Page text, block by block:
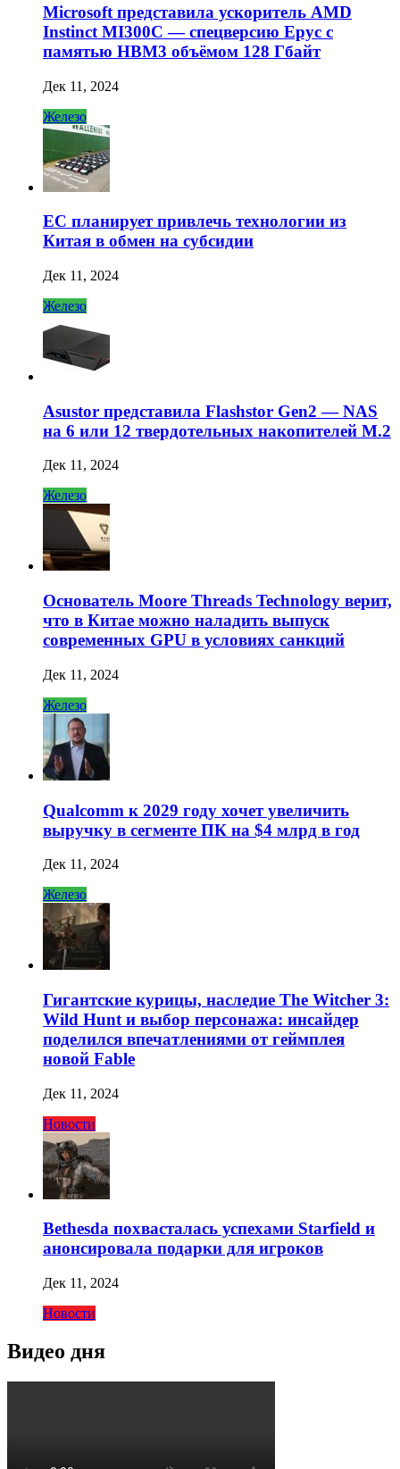
Microsoft представила ускоритель AMD
Instinct MI300C — спецверсию Epyc с
памятью HBM3 объёмом 128 Гбайт
Дек 11, 2024
Железо
ЕС планирует привлечь технологии из
Китая в обмен на субсидии
Дек 11, 2024
Железо
Asustor представила Flashstor Gen2 — NAS
на 6 или 12 твердотельных накопителей M.2
Дек 11, 2024
Железо
Основатель Moore Threads Technology верит,
что в Китае можно наладить выпуск
современных GPU в условиях санкций
Дек 11, 2024
Железо
Qualcomm к 2029 году хочет увеличить
выручку в сегменте ПК на $4 млрд в год
Дек 11, 2024
Железо
Гигантские курицы, наследие The Witcher 3:
Wild Hunt и выбор персонажа: инсайдер
поделился впечатлениями от геймплея
новой Fable
Дек 11, 2024
Новости
Bethesda похвасталась успехами Starfield и
анонсировала подарки для игроков
Дек 11, 2024
Новости
Видео дня